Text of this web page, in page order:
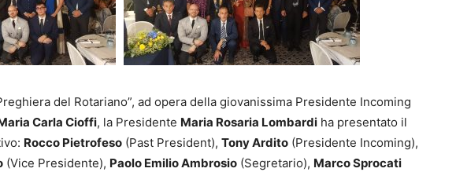
del Rotariano”, ad opera della giovanissima Presidente Incoming
Carla Cioffi, la Presidente Maria Rosaria Lombardi ha presentato il
Rocco Pietrofeso (Past President), Tony Ardito (Presidente Incoming),
(Vice Presidente), Paolo Emilio Ambrosio (Segretario), Marco Sprocati